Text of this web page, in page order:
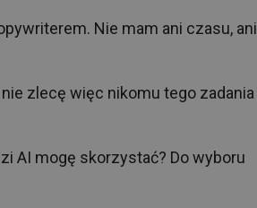
Nie mam ani czasu, ani
zlecę więc nikomu tego zadania
AI mogę skorzystać? Do wyboru